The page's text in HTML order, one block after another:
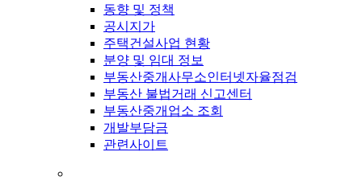
동향 및 정책
공시지가
주택건설사업 현황
분양 및 임대 정보
부동산중개사무소인터넷자율점검
부동산 불법거래 신고센터
부동산중개업소 조회
개발부담금
관련사이트